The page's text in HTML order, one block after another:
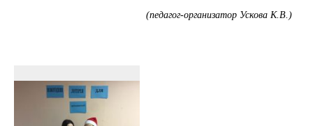
(педагог-организатор Ускова К.В.)